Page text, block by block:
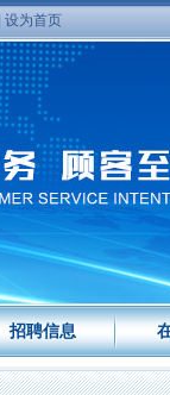
设为首页
招聘信息